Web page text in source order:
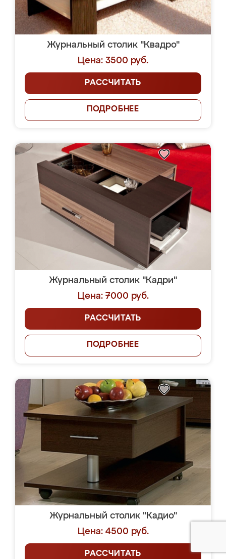
Журнальный столик "Квадро"
Цена: 3500 руб.
РАССЧИТАТЬ
ПОДРОБНЕЕ
Журнальный столик "Кадри"
Цена: 7000 руб.
РАССЧИТАТЬ
ПОДРОБНЕЕ
Журнальный столик "Кадио"
Цена: 4500 руб.
РАССЧИТАТЬ